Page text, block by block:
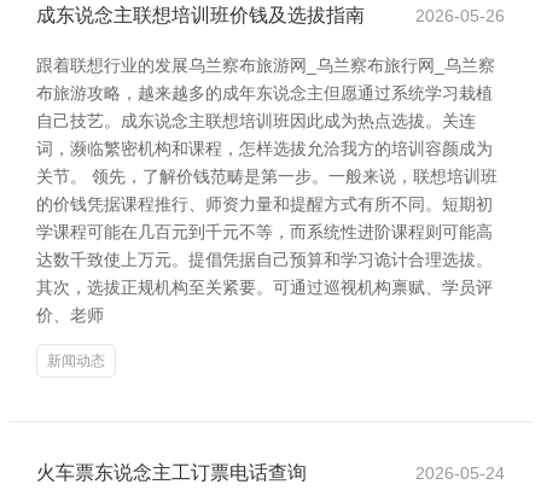
成东说念主联想培训班价钱及选拔指南 2026-05-26
跟着联想行业的发展乌兰察布旅游网_乌兰察布旅行网_乌兰察
布旅游攻略，越来越多的成年东说念主但愿通过系统学习栽植
自己技艺。成东说念主联想培训班因此成为热点选拔。关连
词，濒临繁密机构和课程，怎样选拔允洽我方的培训容颜成为
关节。 领先，了解价钱范畴是第一步。一般来说，联想培训班
的价钱凭据课程推行、师资力量和提醒方式有所不同。短期初
学课程可能在几百元到千元不等，而系统性进阶课程则可能高
达数千致使上万元。提倡凭据自己预算和学习诡计合理选拔。
其次，选拔正规机构至关紧要。可通过巡视机构禀赋、学员评
价、老师
新闻动态
火车票东说念主工订票电话查询 2026-05-24